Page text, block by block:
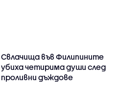
Свлачища във Филипините
убиха четирима души след
проливни дъждове